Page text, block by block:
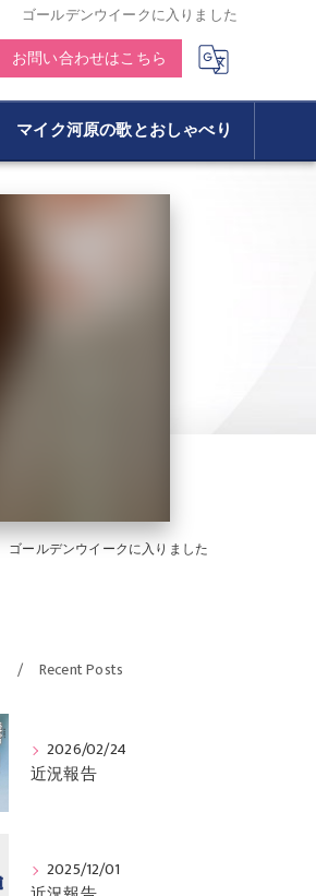
ゴールデンウイークに入りました
お問い合わせはこちら
マイク河原の歌とおしゃべり
ゴールデンウイークに入りました
Recent Posts
2026/02/24
近況報告
2025/12/01